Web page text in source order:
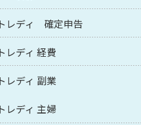
レディ 確定申告
レディ 経費
レディ 副業
レディ 主婦